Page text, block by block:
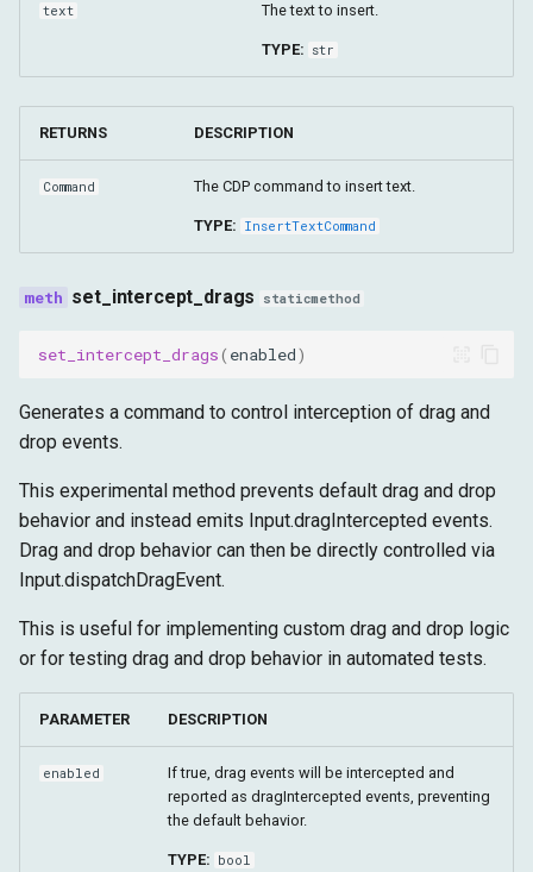
text The text to insert.
TYPE: str
RETURNS DESCRIPTION
Command The CDP command to insert text.
TYPE: InsertTextCommand
set_intercept_drags staticmethod
set_intercept_drags( enabled)
Generates a command to control interception of drag and
drop events.
This experimental method prevents default drag and drop
behavior and instead emits Input.dragIntercepted events.
Drag and drop behavior can then be directly controlled via
Input.dispatchDragEvent.
This is useful for implementing custom drag and drop logic
or for testing drag and drop behavior in automated tests.
PARAMETER DESCRIPTION
enabled
If true, drag events will be intercepted and
reported as dragIntercepted events, preventing
the default behavior.
TYPE: bool